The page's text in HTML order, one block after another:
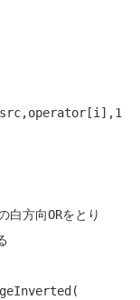
方向ORをとり